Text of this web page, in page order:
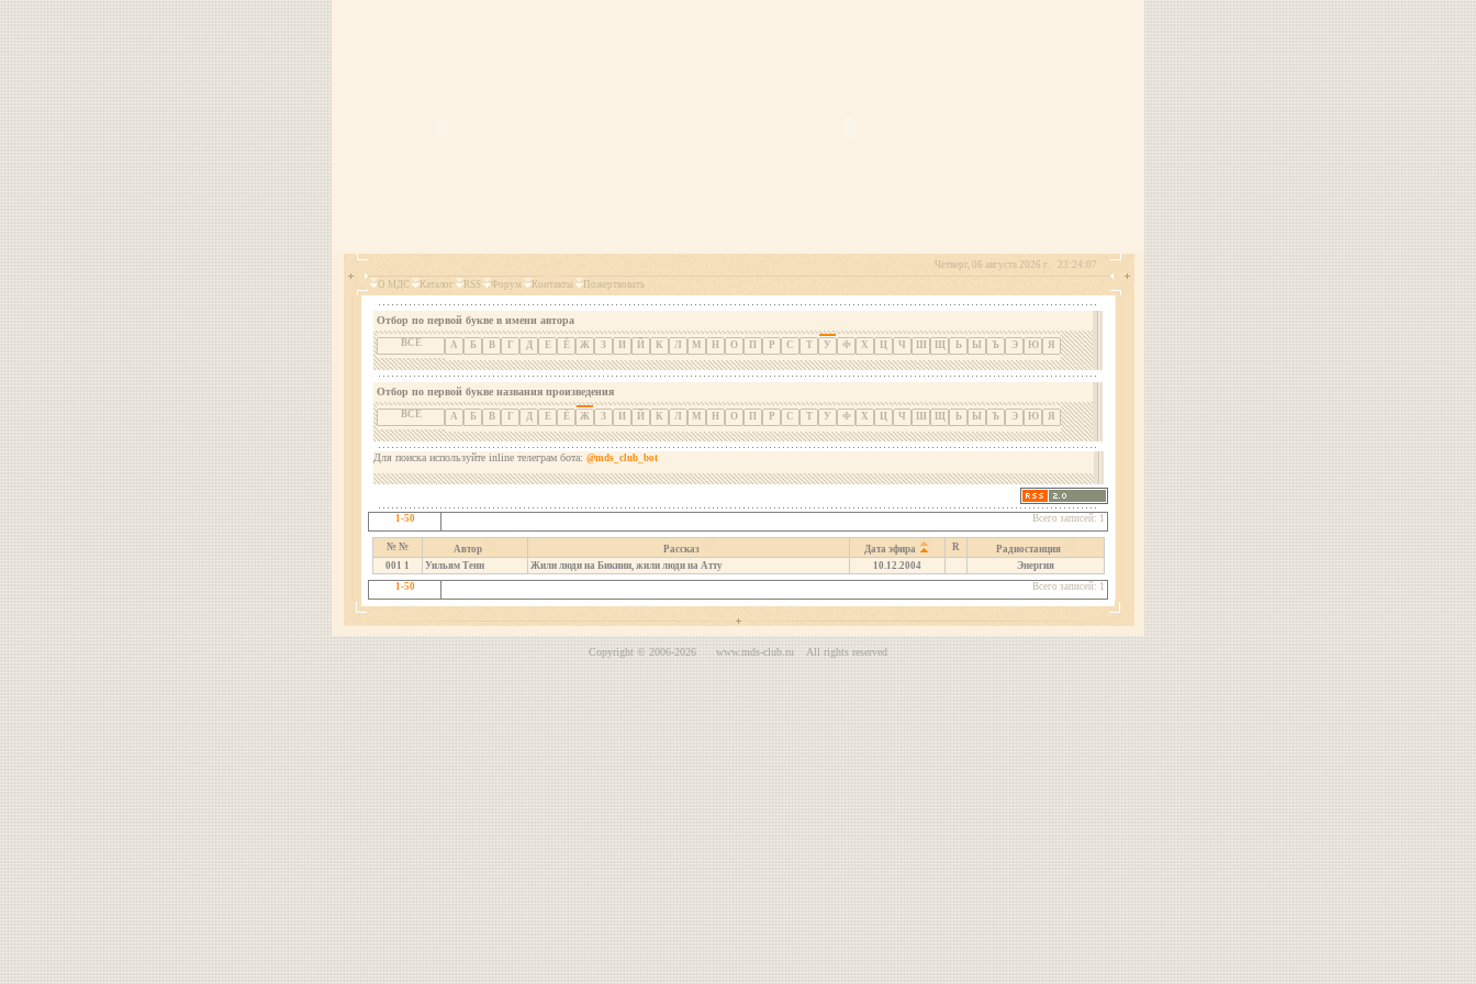
23:24:07
Четверг, 06 августа 2026 г.
О МДС
Каталог RSS Форум Контакты Пожертвовать
Отбор по первой букве в имени автора
ВСЕ А Б В Г Д Е Ё Ж З И Й К Л М Н О П Р С Т У Ф Х Ц Ч Ш Щ Ь Ы Ъ Э Ю Я
Отбор по первой букве названия произведения
ВСЕ А Б В Г Д Е Ё Ж З И Й К Л М Н О П Р С Т У Ф Х Ц Ч Ш Щ Ь Ы Ъ Э Ю Я
Для поиска используйте inline телеграм бота: @mds_club_bot
1-50 Всего записей: 1
№ № Автор Рассказ Дата эфира R
Радиостанция
001 1 Уильям Тенн Жили люди на Бикини, жили люди на Атту 10.12.2004
Энергия
1-50
Всего записей: 1
Copyright © 2006-2026 www.mds-club.ru All rights reserved